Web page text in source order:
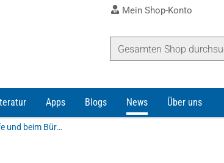
Mein Shop-Konto
Apps Blogs News Über uns
Fortschreibung der Regelbedarfe in der Sozialhilfe und beim Bürgergeld